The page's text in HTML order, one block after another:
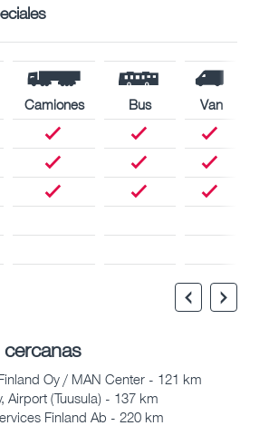
Camiones Bus
Van
Oy / MAN Center - 121 km
Airport (Tuusula) - 137 km
Finland Ab - 220 km